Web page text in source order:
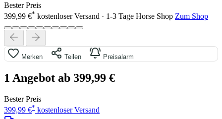
Bester Preis
399,99 €* kostenloser Versand · 1-3 Tage Horse Shop Zum Shop
Merken Teilen Preisalarm
1 Angebot ab 399,99 €
Bester Preis
399,99 €* kostenloser Versand